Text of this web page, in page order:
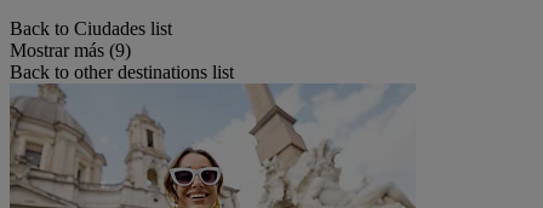
Back to Ciudades list
Mostrar más (9)
Back to other destinations list